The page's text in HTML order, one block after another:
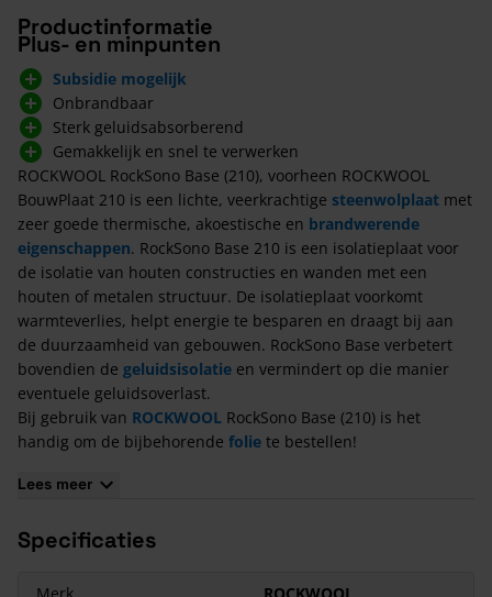
Productinformatie
Plus- en minpunten
Subsidie mogelijk
Onbrandbaar
Sterk geluidsabsorberend
Gemakkelijk en snel te verwerken
ROCKWOOL RockSono Base (210), voorheen ROCKWOOL
BouwPlaat 210 is een lichte, veerkrachtige steenwolplaat met
zeer goede thermische, akoestische en brandwerende
eigenschappen. RockSono Base 210 is een isolatieplaat voor
de isolatie van houten constructies en wanden met een
houten of metalen structuur. De isolatieplaat voorkomt
warmteverlies, helpt energie te besparen en draagt bij aan
de duurzaamheid van gebouwen. RockSono Base verbetert
bovendien de geluidsisolatie en vermindert op die manier
eventuele geluidsoverlast.
Bij gebruik van ROCKWOOL RockSono Base (210) is het
handig om de bijbehorende folie te bestellen!
Voordelen van ROCKWOOL RockSono Base (210)
Sterk geluidsabsorberend;
Gemakkelijk en snel te verwerken;
Lees meer
Specificaties